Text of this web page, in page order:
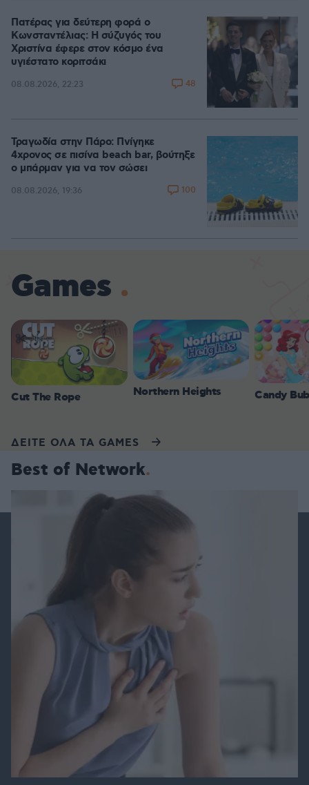
Πατέρας για δεύτερη φορά ο
Κωνσταντέλιας: Η σύζυγός του
Χριστίνα έφερε στον κόσμο ένα
υγιέστατο κοριτσάκι
08.08.2026, 22:23 48
Τραγωδία στην Πάρο: Πνίγηκε
4χρονος σε πισίνα beach bar, βούτηξε
ο μπάρμαν για να τον σώσει
08.08.2026, 19:36 100
Games
Cut The Rope Northern Heights Candy
ΔΕΙΤΕ ΟΛΑ ΤΑ GAMES
Best of Network